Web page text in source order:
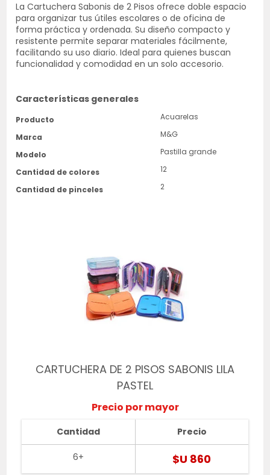
La Cartuchera Sabonis de 2 Pisos ofrece doble espacio
para organizar tus útiles escolares o de oficina de
forma práctica y ordenada. Su diseño compacto y
resistente permite separar materiales fácilmente,
facilitando su uso diario. Ideal para quienes buscan
funcionalidad y comodidad en un solo accesorio.
Características generales
Producto
Acuarelas
Marca
M&G
Modelo
Pastilla grande
Cantidad de colores
12
Cantidad de pinceles
2
CARTUCHERA DE 2 PISOS SABONIS LILA
PASTEL
Precio por mayor
Cantidad
6+
Precio
$U 860